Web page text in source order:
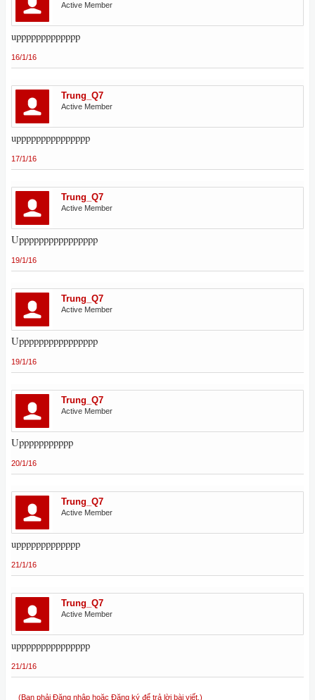
Active Member
uppppppppppppp
16/1/16
Trung_Q7
Active Member
uppppppppppppppp
17/1/16
Trung_Q7
Active Member
Upppppppppppppppp
19/1/16
Trung_Q7
Active Member
Upppppppppppppppp
19/1/16
Trung_Q7
Active Member
Uppppppppppp
20/1/16
Trung_Q7
Active Member
uppppppppppppp
21/1/16
Trung_Q7
Active Member
uppppppppppppppp
21/1/16
(Bạn phải Đăng nhập hoặc Đăng ký để trả lời bài viết.)